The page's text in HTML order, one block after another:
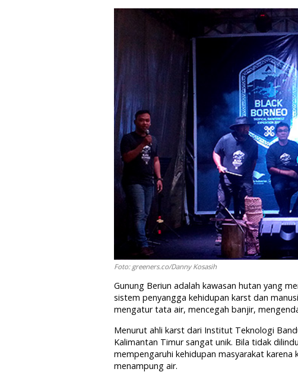
Foto: greeners.co/Danny Kosasih
Gunung Beriun adalah kawasan hutan yang
sistem penyangga kehidupan karst dan
mengatur tata air, mencegah banjir,
Menurut ahli karst dari Institut Teknologi
Kalimantan Timur sangat unik. Bila tidak
mempengaruhi kehidupan masyarakat
menampung air.